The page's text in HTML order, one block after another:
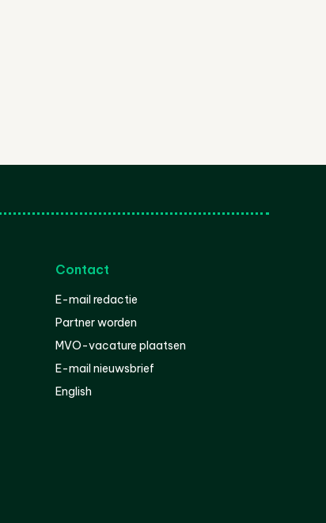
Contact
E-mail redactie
Partner worden
MVO-vacature plaatsen
E-mail nieuwsbrief
English